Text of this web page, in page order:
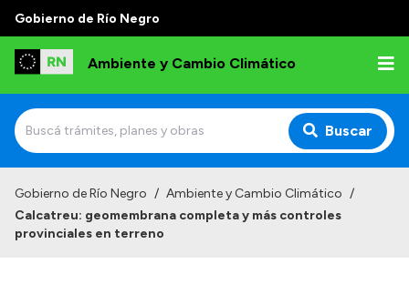
Gobierno de Río Negro
Ambiente y Cambio Climático
Buscar
Institucional
Gobierno de Río Negro / Ambiente y Cambio Climático /
Calcatreu: geomembrana completa y más controles
provinciales en terreno